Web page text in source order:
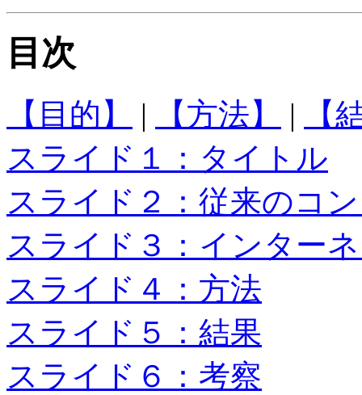
目次
【目的】 | 【方法】 |
【
スライド１：タイトル
スライド２：従来のコ
スライド３：インター
スライド４：方法
スライド５：結果
スライド６：考察